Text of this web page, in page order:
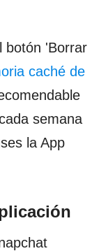
botón 'Borrar
caché de
semana
la App